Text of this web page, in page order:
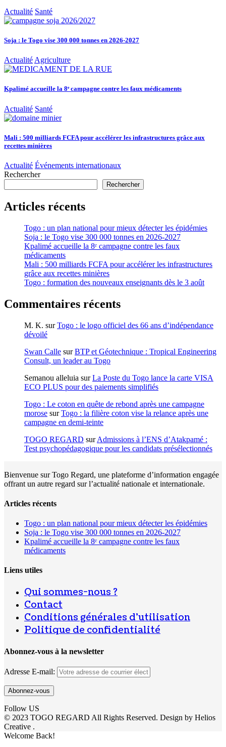
Actualité Santé
Soja : le Togo vise 300 000 tonnes en 2026-2027
Actualité Agriculture
Kpalimé accueille la 8ᵉ campagne contre les faux médicaments
Actualité Santé
Mali : 500 milliards FCFA pour accélérer les infrastructures grâce aux
recettes minières
Actualité Événements internationaux
Rechercher
Rechercher
Articles récents
Togo : un plan national pour mieux détecter les épidémies
Soja : le Togo vise 300 000 tonnes en 2026-2027
Kpalimé accueille la 8ᵉ campagne contre les faux
médicaments
Mali : 500 milliards FCFA pour accélérer les infrastructures
grâce aux recettes minières
Togo : formation des nouveaux enseignants dès le 3 août
Commentaires récents
M. K. surTogo : le logo officiel des 66 ans d’indépendance
dévoilé
Swan Calle surBTP et Géotechnique : Tropical Engineering
Consult, un leader au Togo
Semanou alleluia surLa Poste du Togo lance la carte VISA
ECO PLUS pour des paiements simplifiés
Togo : Le coton en quête de rebond après une campagne
morose surTogo : la filière coton vise la relance après une
campagne en demi-teinte
TOGO REGARD surAdmissions à l’ENS d’Atakpamé :
Test psychopédagogique pour les candidats présélectionnés
Bienvenue sur Togo Regard, une plateforme d’information engagée
offrant un autre regard sur l’actualité nationale et internationale.
Articles récents
Togo : un plan national pour mieux détecter les épidémies
Soja : le Togo vise 300 000 tonnes en 2026-2027
Kpalimé accueille la 8ᵉ campagne contre les faux
médicaments
Liens utiles
Qui sommes-nous ?
Contact
Conditions générales d’utilisation
Politique de confidentialité
Abonnez-vous à la newsletter
Adresse E-mail:
Follow US
© 2023 TOGO REGARD All Rights Reserved. Design by Helios
Creative .
Welcome Back!